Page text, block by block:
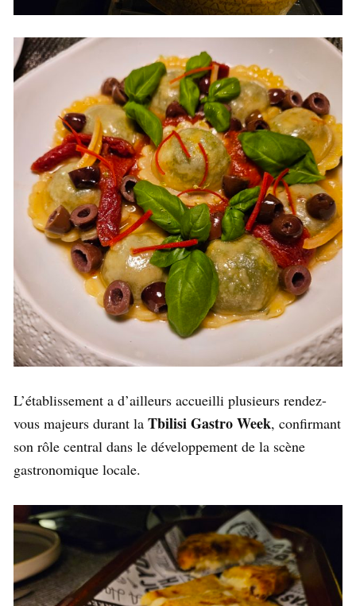
L’établissement a d’ailleurs accueilli plusieurs rendez-
vous majeurs durant la Tbilisi Gastro Week, confirmant
son rôle central dans le développement de la scène
gastronomique locale.